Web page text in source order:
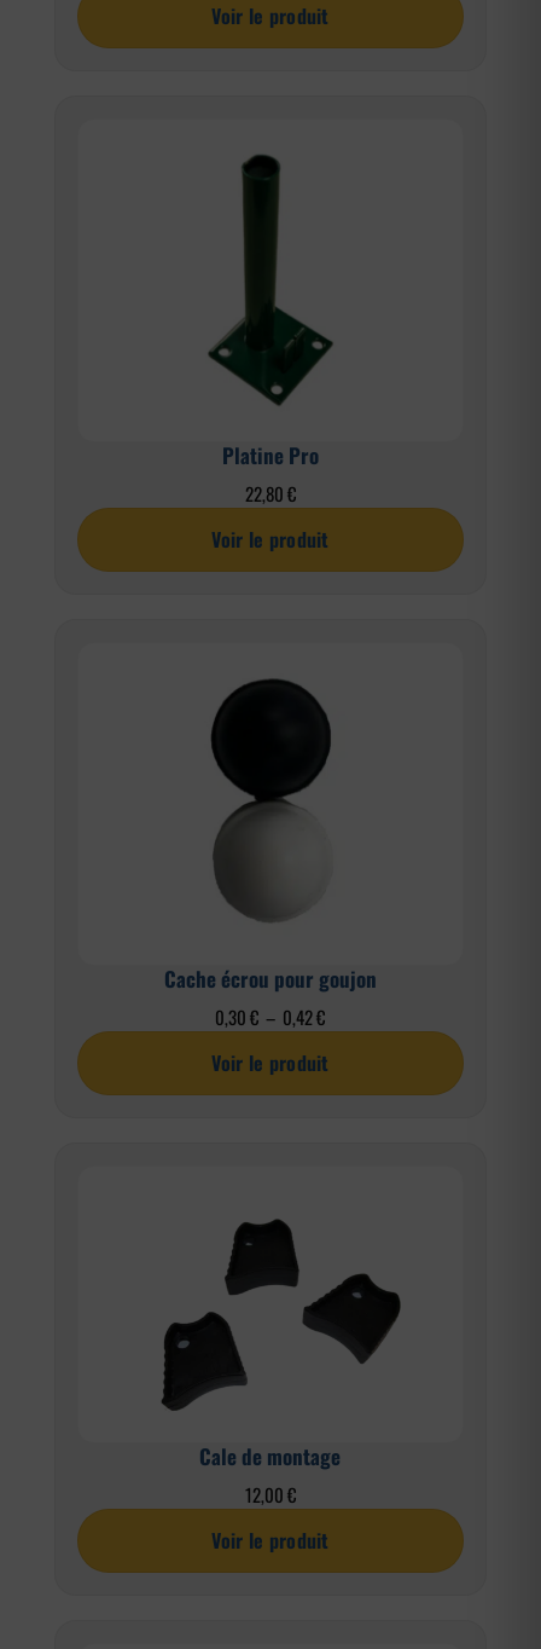
15,60 €
Voir le produit
Platine Pro
22,80€
Voir le produit
Cache écrou pour goujon
0,30€ – 0,42€Plage
prix :
0,30 €
Voir le produit
Cale de montage
12,00€
Voir le produit